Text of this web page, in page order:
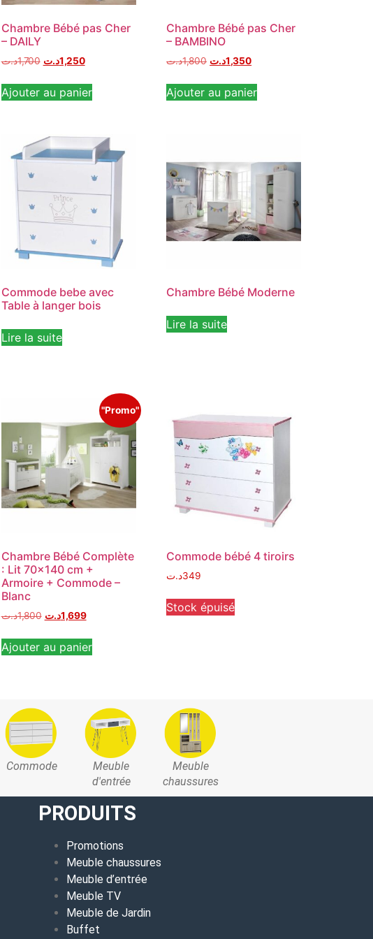
Chambre Bébé pas Cher
– DAILY
1,700د.ت 1,250د.ت
Ajouter au panier
Chambre Bébé pas Cher
– BAMBINO
1,800د.ت 1,350د.ت
Ajouter au panier
Commode bebe avec
Table à langer bois
Lire la suite
Chambre Bébé Moderne
Lire la suite
"Promo"
Chambre Bébé Complète
: Lit 70×140 cm +
Armoire + Commode –
Blanc
1,800د.ت 1,699د.ت
Ajouter au panier
Commode bébé 4 tiroirs
349د.ت
Stock épuisé
Commode
Meuble
d'entrée
Meuble
chaussures
PRODUITS
Promotions
Meuble chaussures
Meuble d’entrée
Meuble TV
Meuble de Jardin
Buffet